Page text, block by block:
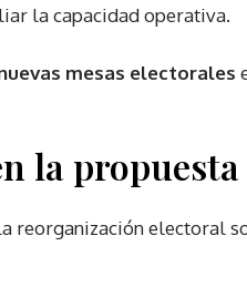
la capacidad operativa.
mesas electorales
la propuesta
reorganización electoral